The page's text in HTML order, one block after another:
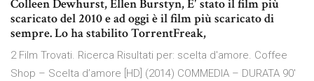
Colleen Dewhurst, Ellen Burstyn, E' stato il film più
scaricato del 2010 e ad oggi è il film più scaricato di
sempre. Lo ha stabilito TorrentFreak,
2 Film Trovati. Ricerca Risultati per: scelta d'amore. Coffee
Shop – Scelta d’amore [HD] (2014) COMMEDIA – DURATA 90′